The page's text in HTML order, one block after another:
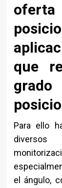
que
Para ello
el ángulo,